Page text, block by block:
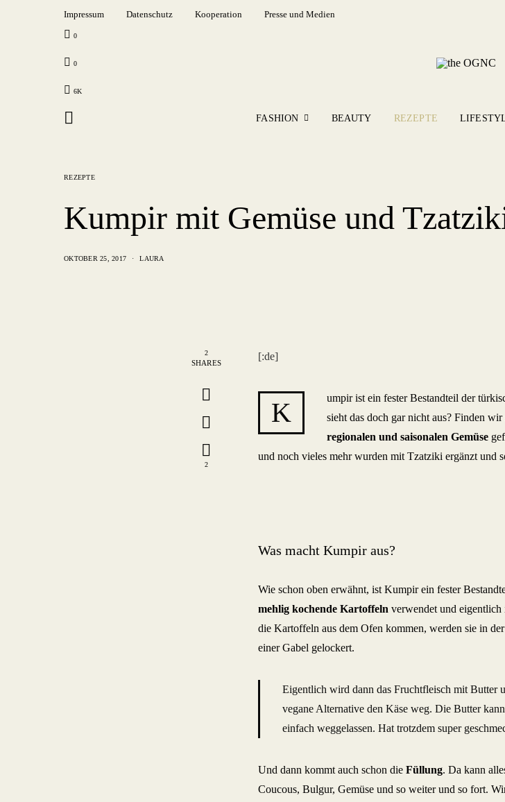
Impressum Datenschutz Kooperation Presse und Medien
0
0
6K
FASHION BEAUTY REZEPTE
REZEPTE
Kumpir mit Gemüse und
OKTOBER 25, 2017 LAURA
2
SHARES
2
[:de]
K
umpir ist ein fester Bestandteil der
sieht das doch gar nicht aus? Finden
regionalen und saisonalen Gemüse
und noch vieles mehr wurden mit Tzatziki ergänzt und
Was macht Kumpir aus?
Wie schon oben erwähnt, ist Kumpir ein fester
mehlig kochende Kartoffeln verwendet und
die Kartoffeln aus dem Ofen kommen, werden sie in
einer Gabel gelockert.
Eigentlich wird dann das Fruchtfleisch mit Butter
vegane Alternative den Käse weg. Die Butter
einfach weggelassen. Hat trotzdem super
Und dann kommt auch schon die Füllung. Da kann
Coucous, Bulgur, Gemüse und so weiter und so fort.